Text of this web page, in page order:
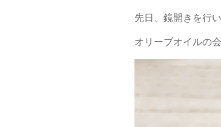
先日、鏡開きを行い
オリーブオイルの